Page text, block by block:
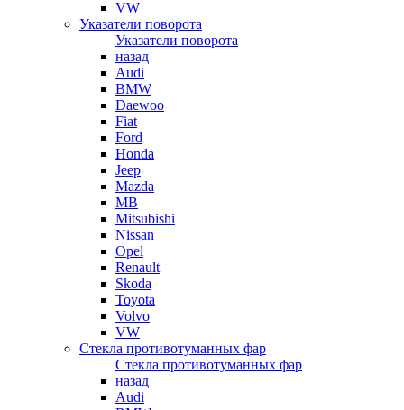
VW
Указатели поворота
Указатели поворота
назад
Audi
BMW
Daewoo
Fiat
Ford
Honda
Jeep
Mazda
MB
Mitsubishi
Nissan
Opel
Renault
Skoda
Toyota
Volvo
VW
Стекла противотуманных фар
Стекла противотуманных фар
назад
Audi